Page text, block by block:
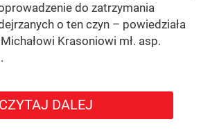
do zatrzymania
o ten czyn – powiedziała
Krasoniowi mł. asp.
CZYTAJ DALEJ